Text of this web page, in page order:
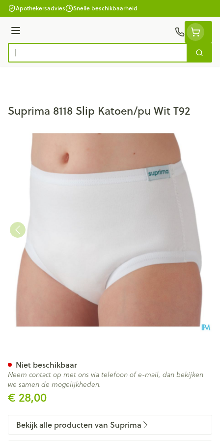
Ga naar de inhoud
Apothekersadvies Snelle beschikbaarheid
Menu
Product, merk, categorie...
Zoek
Suprima 8118 Slip Katoen/pu Wit T92
€ 28,00
Niet beschikbaar
Neem contact op met ons via telefoon of e-mail, dan bekijken
we samen de mogelijkheden.
Bekijk alle producten van Suprima